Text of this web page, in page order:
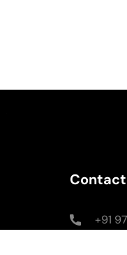
Contact
+91